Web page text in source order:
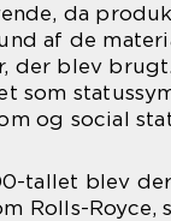
da
af de
der blev
som
og social
tallet blev
Rolls-Royce,